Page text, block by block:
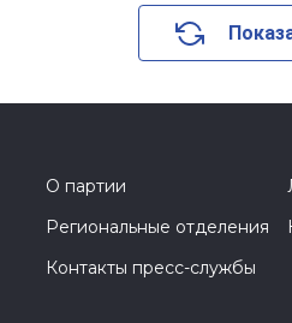
О партии
Региональные отделения
Контакты пресс-службы